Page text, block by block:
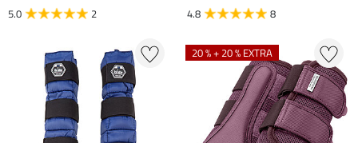
5.0 2
4.8
8
20 % + 20 % EXTRA